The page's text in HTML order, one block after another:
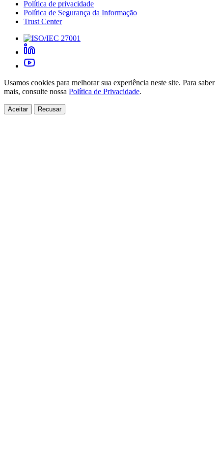
Política de privacidade
Política de Segurança da Informação
Trust Center
Usamos cookies para melhorar sua experiência neste site. Para saber
mais, consulte nossa Política de Privacidade.
Aceitar Recusar